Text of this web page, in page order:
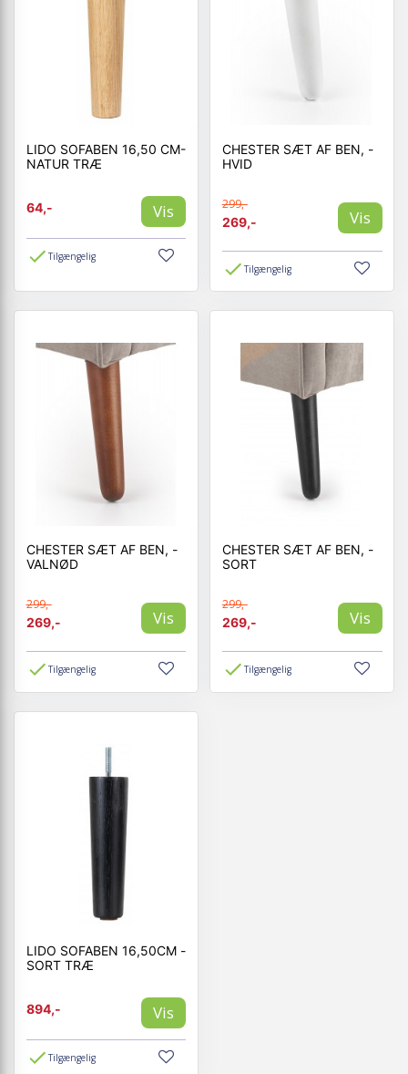
LIDO SOFABEN 16,50 CM-
NATUR TRÆ
64,- Vis
Tilgængelig
CHESTER SÆT AF BEN, -
HVID
299,-
269,-
Vis
Tilgængelig
CHESTER SÆT AF BEN, -
VALNØD
299,-
269,-
Vis
Tilgængelig
CHESTER SÆT AF BEN, -
SORT
299,-
269,-
Vis
Tilgængelig
LIDO SOFABEN 16,50CM -
SORT TRÆ
894,- Vis
Tilgængelig